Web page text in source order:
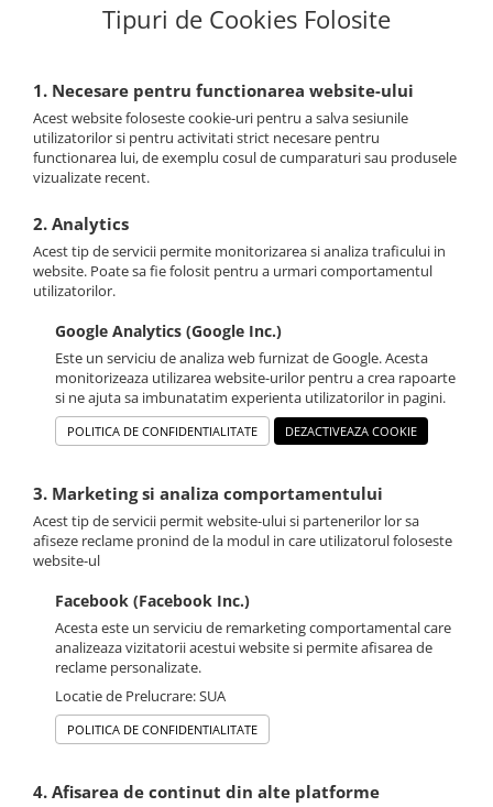
Tipuri de Cookies Folosite
1. Necesare pentru functionarea website-ului
Acest website foloseste cookie-uri pentru a salva sesiunile
utilizatorilor si pentru activitati strict necesare pentru
functionarea lui, de exemplu cosul de cumparaturi sau produsele
vizualizate recent.
2. Analytics
Acest tip de servicii permite monitorizarea si analiza traficului in
website. Poate sa fie folosit pentru a urmari comportamentul
utilizatorilor.
Google Analytics (Google Inc.)
Este un serviciu de analiza web furnizat de Google. Acesta
monitorizeaza utilizarea website-urilor pentru a crea rapoarte
si ne ajuta sa imbunatatim experienta utilizatorilor in pagini.
POLITICA DE CONFIDENTIALITATE DEZACTIVEAZA COOKIE
3. Marketing si analiza comportamentului
Acest tip de servicii permit website-ului si partenerilor lor sa
afiseze reclame pronind de la modul in care utilizatorul foloseste
website-ul
Facebook (Facebook Inc.)
Acesta este un serviciu de remarketing comportamental care
analizeaza vizitatorii acestui website si permite afisarea de
reclame personalizate.
Locatie de Prelucrare: SUA
POLITICA DE CONFIDENTIALITATE
4. Afisarea de continut din alte platforme